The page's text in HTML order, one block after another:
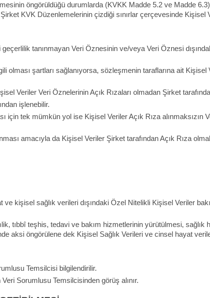
öngörüldüğü durumlarda (KVKK Madde 5.2 ve Madde
KVK Düzenlemelerinin çizdiği sınırlar çerçevesinde Kişisel
tanınmayan Veri Öznesinin ve/veya Veri Öznesi
olması şartları sağlanıyorsa, sözleşmenin taraflarına ait
Veriler Veri Öznelerinin Açık Rızaları olmadan Şirket
işlenebilir.
için tek mümkün yol ise Kişisel Veriler Açık Rıza alınmaksızın
amacıyla da Kişisel Veriler Şirket tarafından Açık Rıza
kişisel sağlık verileri dışındaki Özel Nitelikli Kişisel Veriler
tıbbî teşhis, tedavi ve bakım hizmetlerinin yürütülmesi, sağlık
aksi öngörülene dek Kişisel Sağlık Verileri ve cinsel hayat
Temsilcisi bilgilendirilir.
Sorumlusu Temsilcisinden görüş alınır.